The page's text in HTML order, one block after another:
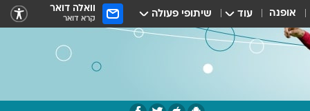
אופנה עוד שיתופי פעולה וואלה דואר
קרא דואר